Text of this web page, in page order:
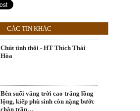
CÁC TIN KHÁC
Chút tình thôi - HT Thích Thái
Hòa
Bên suối vắng trời cao trăng lồng
lộng, kiếp phù sinh còn nặng bước
chân trần…